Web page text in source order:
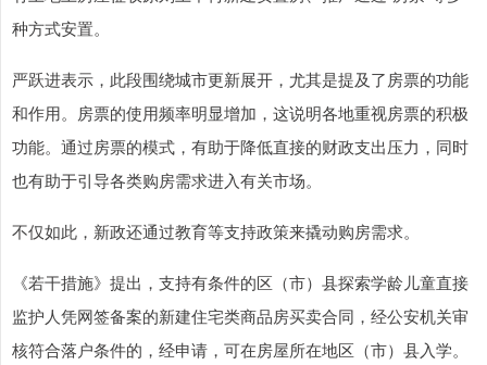
种方式安置。
严跃进表示，此段围绕城市更新展开，尤其是提及了房票的功能
和作用。房票的使用频率明显增加，这说明各地重视房票的积极
功能。通过房票的模式，有助于降低直接的财政支出压力，同时
也有助于引导各类购房需求进入有关市场。
不仅如此，新政还通过教育等支持政策来撬动购房需求。
《若干措施》提出，支持有条件的区（市）县探索学龄儿童直接
监护人凭网签备案的新建住宅类商品房买卖合同，经公安机关审
核符合落户条件的，经申请，可在房屋所在地区（市）县入学。